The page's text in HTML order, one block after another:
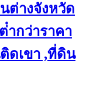
ต่างจังหวัด
ากว่าราคา
ดเขา ,ที่ดิน